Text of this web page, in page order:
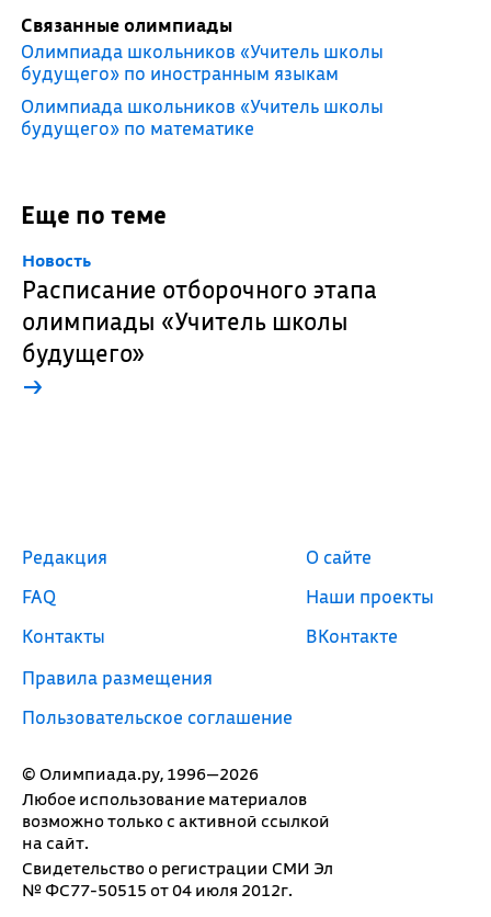
Связанные олимпиады
Олимпиада школьников «Учитель школы
будущего» по иностранным языкам
Олимпиада школьников «Учитель школы
будущего» по математике
Еще по теме
Новость
Расписание отборочного этапа
олимпиады «Учитель школы
будущего»
→
© Олимпиада.ру, 1996—2026
Любое использование материалов
возможно только с активной ссылкой
на сайт.
Свидетельство о регистрации СМИ Эл
№ ФС77-50515 от 04 июля 2012г.
Редакция
FAQ
Контакты
Правила размещения
Пользовательское соглашение
О сайте
Наши проекты
ВКонтакте